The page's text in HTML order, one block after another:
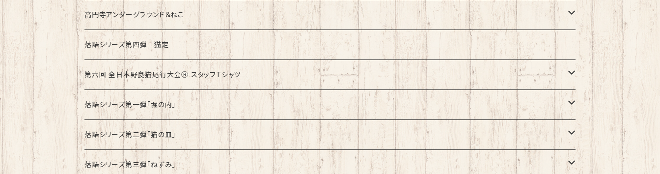
綿100%ノーマルタイプ
第8回全日本野良猫尾行大会®︎inドイツ Light
第8回全日本野良猫尾行大会®︎inドイツ Dark
高円寺アンダーグラウンド＆ねこ
綿100%ノーマルタイプ
落語シリーズ第四弾 猫定
第六回 全日本野良猫尾行大会Ⓡ スタッフTシャツ
速乾ドライタイプ
綿100%ノーマルタイプ
落語シリーズ第一弾「堀の内」
速乾ドライタイプ
落語シリーズ第二弾「猫の皿」
速乾ドライタイプ
落語シリーズ第三弾「ねずみ」